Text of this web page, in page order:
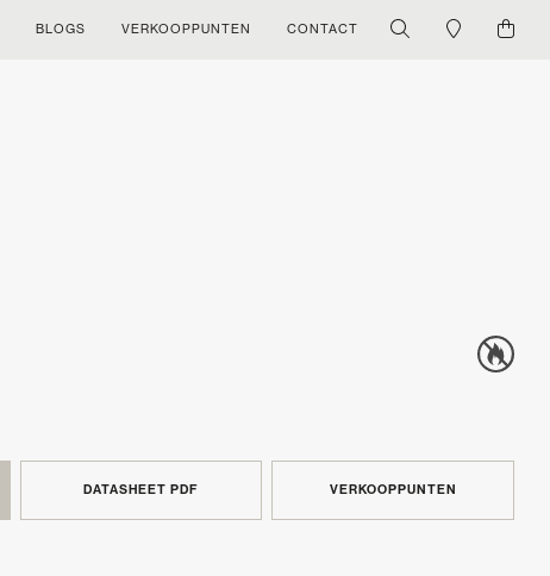
BLOGS VERKOOPPUNTEN CONTACT
DATASHEET PDF VERKOOPPUNTEN